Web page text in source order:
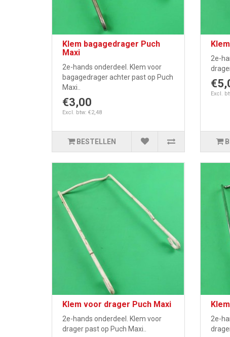
Klem bagagedrager Puch
Maxi
2e-hands onderdeel. Klem voor
bagagedrager achter past op Puch
Maxi..
€3,00
Excl. btw: €2,48
BESTELLEN
2e-
Excl.
Klem voor drager Puch Maxi
2e-hands onderdeel. Klem voor
drager past op Puch Maxi..
2e-